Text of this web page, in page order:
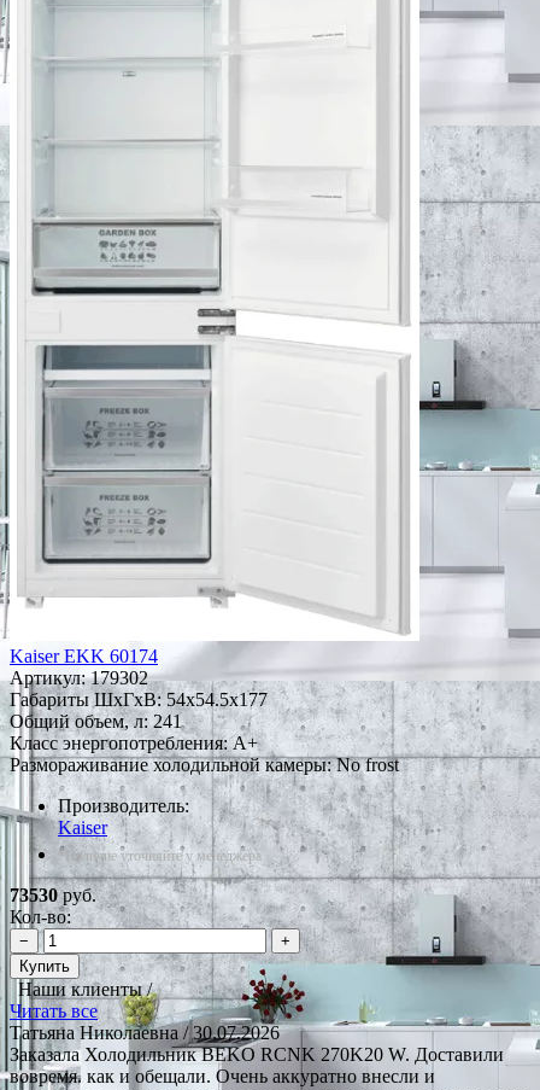
Kaiser EKK 60174
Артикул:179302
Габариты ШxГxВ: 54x54.5x177
Общий объем, л: 241
Класс энергопотребления: A+
Размораживание холодильной камеры: No frost
Производитель:
Kaiser
*Наличие уточняйте у менеджера
73530руб.
Кол-во:
−
+
Купить
Наши клиенты /
Читать все
Татьяна Николаевна/ 30.07.2026
Заказала Холодильник BEKO RCNK 270K20 W. Доставили
вовремя. как и обещали. Очень аккуратно внесли и